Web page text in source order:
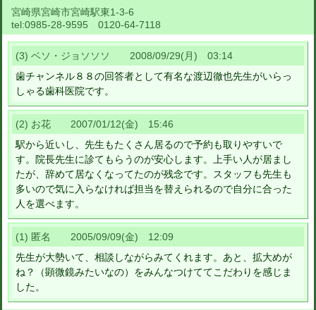
宮崎県宮崎市宮崎駅東1-3-6
tel:0985-28-9595 0120-64-7118
(3) ベソ・ジョソソソ 2008/09/29(月) 03:14
歯チャンネル８８の回答者として有名な渡辺徹也先生がいらっ
しゃる歯科医院です。
(2) お花 2007/01/12(金) 15:46
駅から近いし、先生もたくさん居るので予約も取りやすいで
す。院長先生に診てもらうのが安心します。上手い人が居まし
たが、辞めて居なくなってたのが残念です。スタッフも先生も
多いので気に入らなければ担当を替えられるので自分に合った
人を選べます。
(1) 匿名 2005/09/09(金) 12:09
先生が大勢いて、相談しながらみてくれます。あと、拡大めが
ね？（顕微鏡みたいなの）をみんなつけててこだわりを感じま
した。